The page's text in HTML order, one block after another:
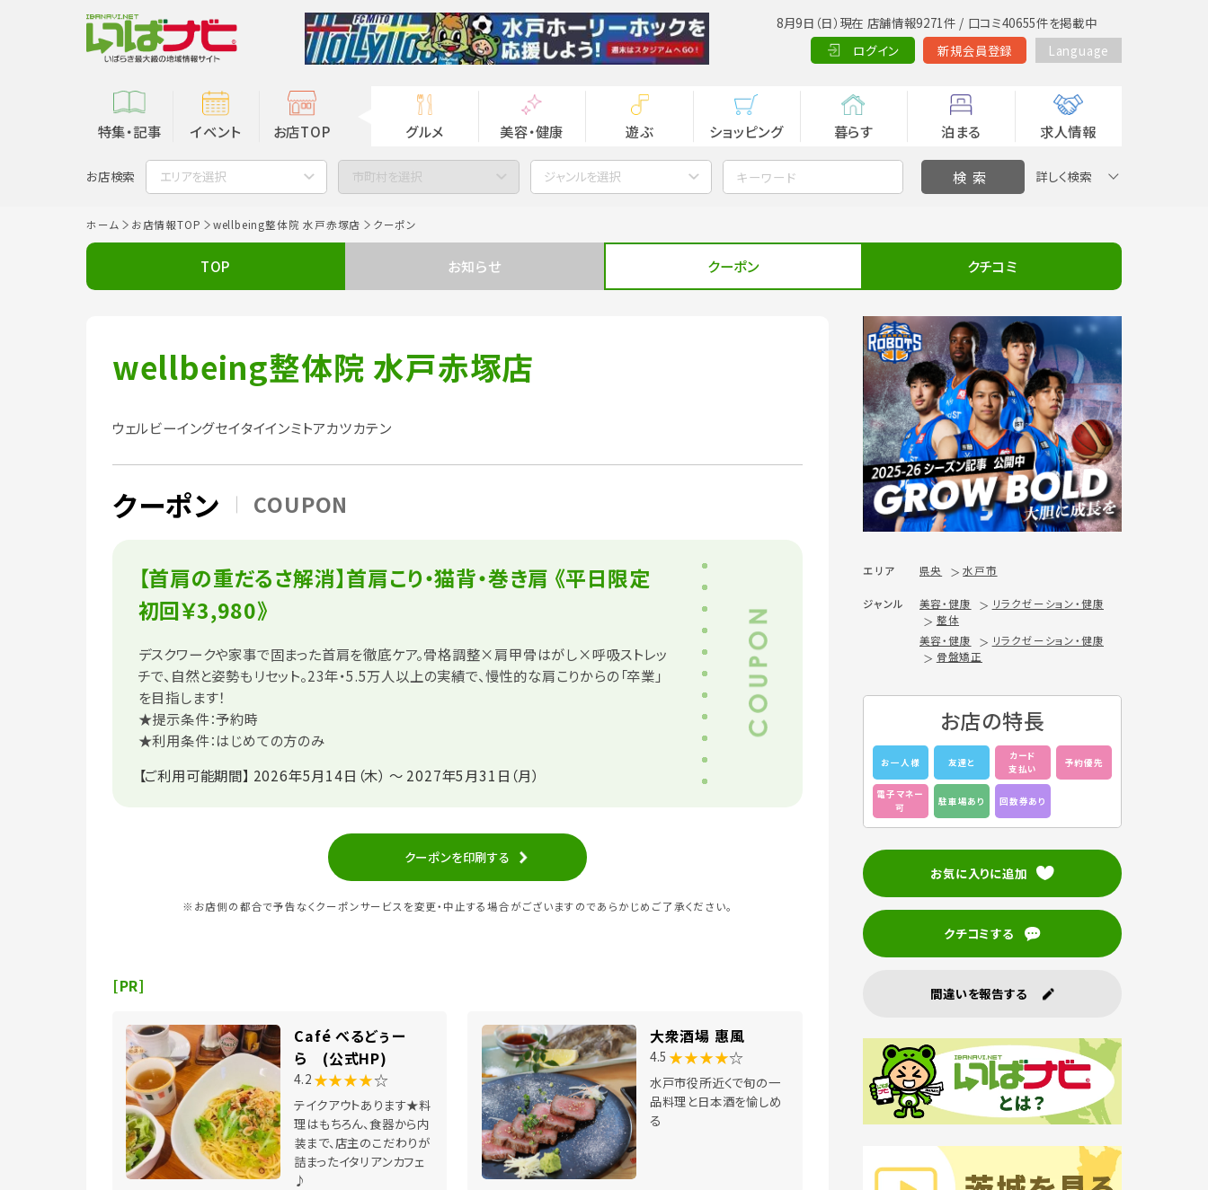
8月9日（日）現在 店舗情報9271件 / 口コミ40655件を掲載中
ログイン
新規会員登録 Language
特集・記事 イベント お店TOP グルメ 美容・健康 遊ぶ ショッピング 暮らす 泊まる 求人情報
お店検索 エリアを選択 市町村を選択 ジャンルを選択 詳しく検索
ホーム お店情報TOP wellbeing整体院 水戸赤塚店 クーポン
TOP お知らせ クーポン クチコミ
wellbeing整体院 水戸赤塚店
ウェルビーイングセイタイインミトアカツカテン
クーポン COUPON
【首肩の重だるさ解消】首肩こり・猫背・巻き肩 《平日限定
初回￥3,980》
デスクワークや家事で固まった首肩を徹底ケア。骨格調整×肩甲骨はがし×呼吸ストレッ
チで、自然と姿勢もリセット。23年・5.5万人以上の実績で、慢性的な肩こりからの「卒業」
を目指します！
★提示条件：予約時
★利用条件：はじめての方のみ
【ご利用可能期間】 2026年5月14日（木） ～ 2027年5月31日（月）
クーポンを印刷する
※お店側の都合で予告なくクーポンサービスを変更・中止する場合がございますのであらかじめご了承ください。
[PR]
Café べるどぅー
ら (公式HP)
4.2 ★★★★☆
テイクアウトあります★料
理はもちろん、食器から内
装まで、店主のこだわりが
詰まったイタリアンカフェ
♪
大衆酒場 惠風
4.5 ★★★★☆
水戸市役所近くで旬の一
品料理と日本酒を愉しめ
る
エリア 県央 水戸市
ジャンル 美容・健康
リラクゼーション・健康
整体
美容・健康
リラクゼーション・健康
骨盤矯正
お店の特長
お一人様 友達と
カード
支払い
予約優先
電子マネー
可
駐車場あり 回数券あり
お気に入りに追加
クチコミする
間違いを報告する